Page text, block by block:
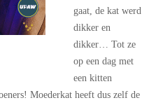
gaat, de kat werd
dikker en
dikker… Tot ze
op een dag met
een kitten
Moederkat heeft dus zelf de